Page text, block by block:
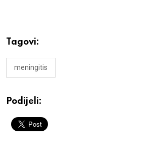
Tagovi:
meningitis
Podijeli: